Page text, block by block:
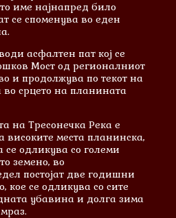
име најнапред било
се споменува во еден
асфалтен пат кој се
Мост од регионалниот
и продолжува по текот на
срцето на планината
на Тресонечка Река е
високите места планинска,
се одликува со големи
земено, во
постојат две годишни
кое се одликува со сите
убавина и долга зима